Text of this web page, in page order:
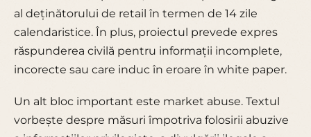
al deținătorului de retail în termen de 14 zile
calendaristice. În plus, proiectul prevede expres
răspunderea civilă pentru informații incomplete,
incorecte sau care induc în eroare în white paper.
Un alt bloc important este market abuse. Textul
vorbește despre măsuri împotriva folosirii abuzive